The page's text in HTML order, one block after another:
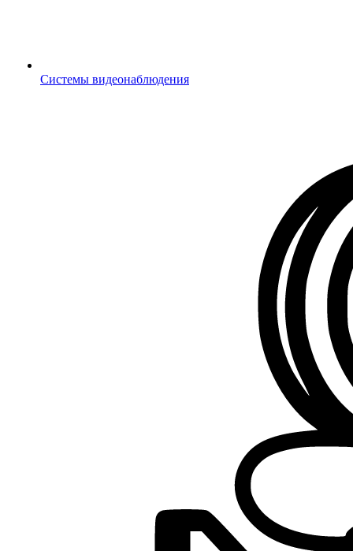
Системы видеонаблюдения